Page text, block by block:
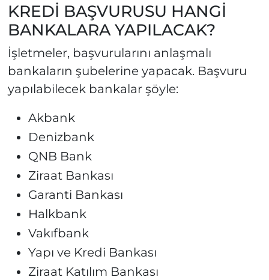
KREDİ BAŞVURUSU HANGİ
BANKALARA YAPILACAK?
İşletmeler, başvurularını anlaşmalı
bankaların şubelerine yapacak. Başvuru
yapılabilecek bankalar şöyle:
Akbank
Denizbank
QNB Bank
Ziraat Bankası
Garanti Bankası
Halkbank
Vakıfbank
Yapı ve Kredi Bankası
Ziraat Katılım Bankası